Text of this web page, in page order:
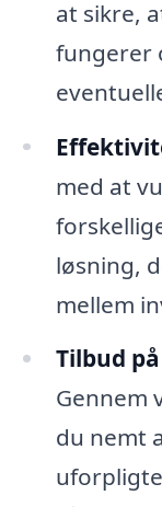
at sikre,
fungerer
med at
løsning,
mellem
Tilbud
Gennem
du nemt